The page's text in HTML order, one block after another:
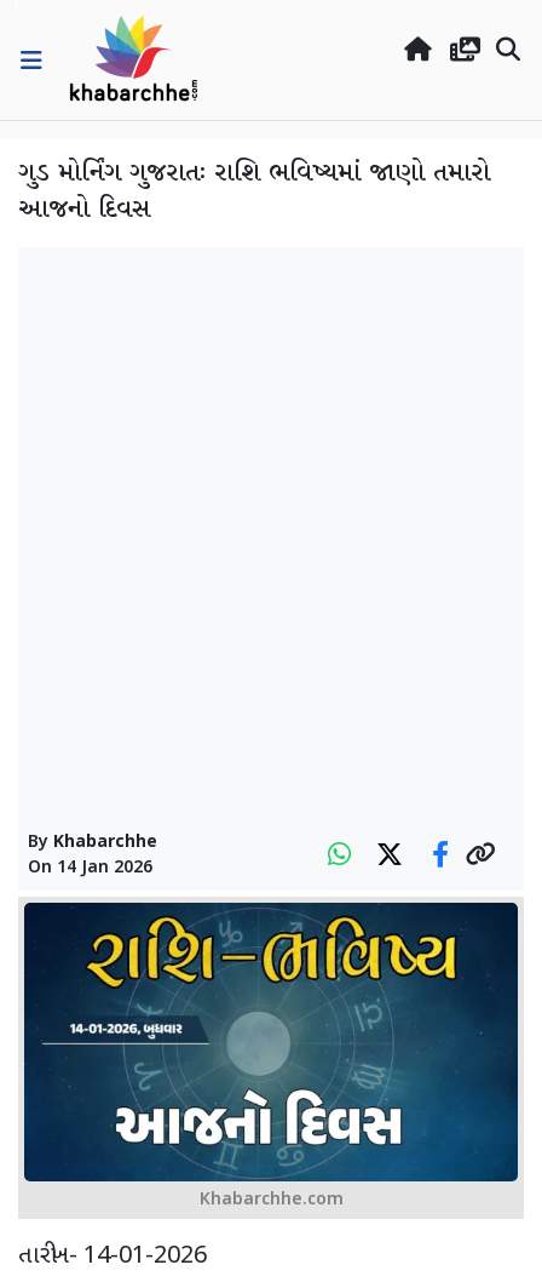
ગુડ મોર્નિંગ ગુજરાતઃ રાશિ ભવિષ્યમાં જાણો તમારો
આજનો દિવસ
By Khabarchhe
On 14 Jan 2026
Khabarchhe.com
તારીખ- 14-01-2026